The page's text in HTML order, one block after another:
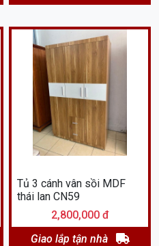
Tủ 3 cánh vân sồi MDF
thái lan CN59
2,800,000 đ
Giao lắp tận nhà